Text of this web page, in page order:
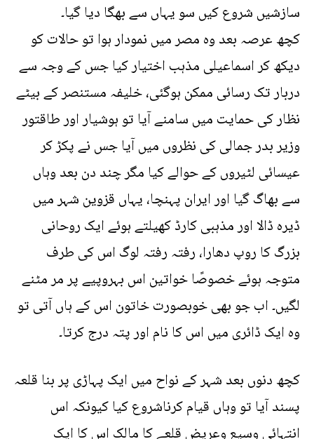
سازشیں شروع کیں سو یہاں سے بھگا دیا گیا۔
کچھ عرصہ بعد وہ مصر میں نمودار ہوا تو حالات کو
دیکھ کر اسماعیلی مذہب اختیار کیا جس کے وجہ سے
دربار تک رسائی ممکن ہوگئی، خلیفہ مستنصر کے بیٹے
نظار کی حمایت میں سامنے آیا تو ہوشیار اور طاقتور
وزیر بدر جمالی کی نظروں میں آیا جس نے پکڑ کر
عیسائی لٹیروں کے حوالے کیا مگر چند دن بعد وہاں
سے بھاگ گیا اور ایران پہنچا، یہاں قزوین شہر میں
ڈیرہ ڈالا اور مذہبی کارڈ کھیلتے ہوئے ایک روحانی
بزرگ کا روپ دھارا، رفتہ رفتہ لوگ اس کی طرف
متوجہ ہوئے خصوصًا خواتین اس بہروپیے پر مر مٹنے
لگیں۔ اب جو بھی خوبصورت خاتون اس کے ہاں آتی تو
وہ ایک ڈائری میں اس کا نام اور پتہ درج کرتا۔
کچھ دنوں بعد شہر کے نواح میں ایک پہاڑی پر بنا قلعہ
پسند آیا تو وہاں قیام کرناشروع کیا کیونکہ اس